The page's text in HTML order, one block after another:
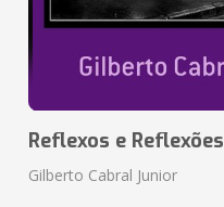
Reflexos e Reflexões
Gilberto Cabral Junior